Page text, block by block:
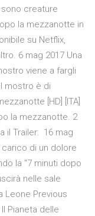
creature
la mezzanotte in
su Netflix,
6 mag 2017 Una
viene a fargli
mostro è di
[HD] [ITA]
la mezzanotte. 2
il Trailer: 16 mag
di un dolore
la "7 minuti dopo
nelle sale
Leone Previous
Pianeta delle